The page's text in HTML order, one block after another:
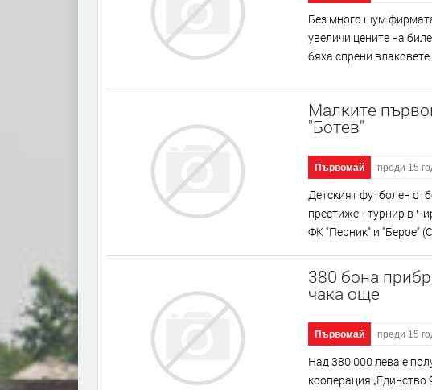
Без много шум
увеличи цените на
бяха спрени
Малките
"Ботев"
Първомай преди 15
Детският футболен
престижен турнир в
ФК "Перник" и "Берое"
380 бона
чака още
Първомай преди 15
Над 380 000 лева е
кооперация